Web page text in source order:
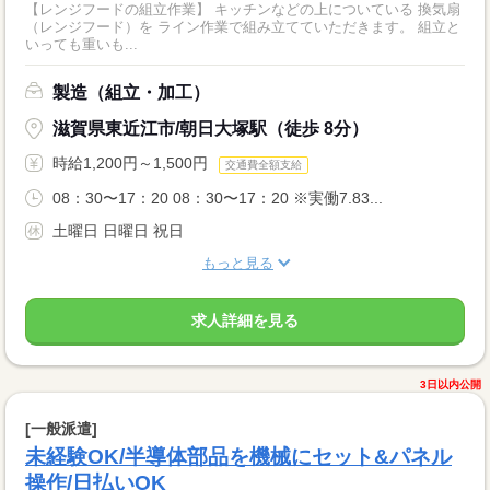
【レンジフードの組立作業】 キッチンなどの上についている 換気扇
（レンジフード）を ライン作業で組み立てていただきます。 組立と
いっても重いも...
製造（組立・加工）
滋賀県東近江市/朝日大塚駅（徒歩 8分）
時給1,200円～1,500円 交通費全額支給
08：30〜17：20 08：30〜17：20 ※実働7.83...
土曜日 日曜日 祝日
もっと見る
求人詳細を見る
3日以内公開
[一般派遣]
未経験OK/半導体部品を機械にセット&パネル
操作/日払いOK